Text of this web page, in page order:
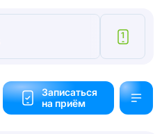
1
Записаться
на приём